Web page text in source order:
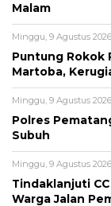
Malam
Minggu, 9 Agustus
Puntung Rokok
Martoba,
Minggu, 9 Agustus
Polres
Subuh
Minggu, 9 Agustus
Tindaklanjuti
Warga Jalan